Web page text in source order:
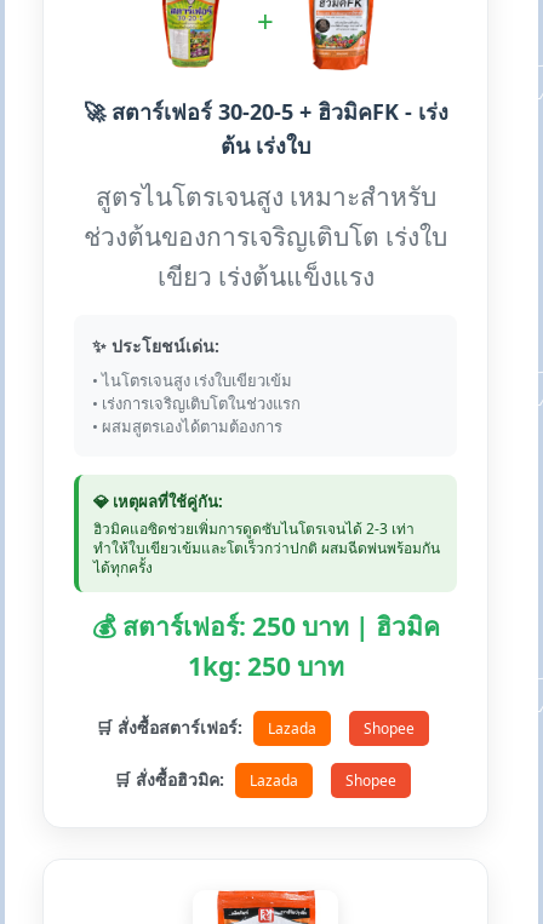
+
🚀 สตาร์เฟอร์ 30-20-5 + ฮิวมิคFK - เร่ง
ต้น เร่งใบ
สูตรไนโตรเจนสูง เหมาะสำหรับ
ช่วงต้นของการเจริญเติบโต เร่งใบ
เขียว เร่งต้นแข็งแรง
✨ ประโยชน์เด่น:
• ไนโตรเจนสูง เร่งใบเขียวเข้ม
• เร่งการเจริญเติบโตในช่วงแรก
• ผสมสูตรเองได้ตามต้องการ
💎 เหตุผลที่ใช้คู่กัน:
ฮิวมิคแอซิดช่วยเพิ่มการดูดซับไนโตรเจนได้ 2-3 เท่า
ทำให้ใบเขียวเข้มและโตเร็วกว่าปกติ ผสมฉีดพ่นพร้อมกัน
ได้ทุกครั้ง
💰 สตาร์เฟอร์: 250 บาท | ฮิวมิค
1kg: 250 บาท
🛒 สั่งซื้อสตาร์เฟอร์: Lazada Shopee
🛒 สั่งซื้อฮิวมิค: Lazada Shopee